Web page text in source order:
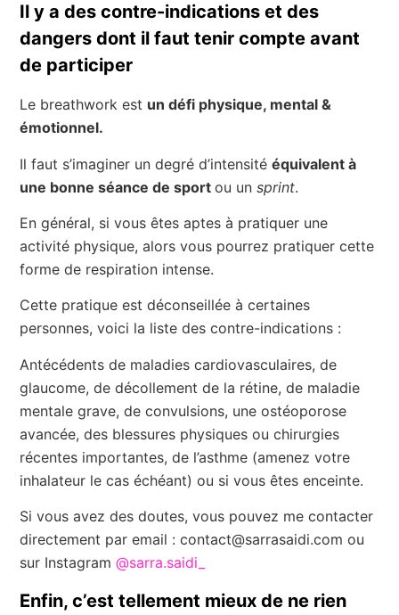
Il y a des contre-indications et des
dangers dont il faut tenir compte avant
de participer
Le breathwork est un défi physique, mental &
émotionnel.
Il faut s’imaginer un degré d’intensitééquivalent à
une bonne séance de sportou unsprint.
En général, si vous êtes aptes à pratiquer une
activité physique, alors vous pourrez pratiquer cette
forme de respiration intense.
Cette pratique est déconseillée à certaines
personnes, voici la liste des contre-indications :
Antécédents de maladies cardiovasculaires, de
glaucome, de décollement de la rétine, de maladie
mentale grave, de convulsions, une ostéoporose
avancée, des blessures physiques ou chirurgies
récentes importantes, de l’asthme (amenez votre
inhalateur le cas échéant) ou si vous êtes enceinte.
Si vous avez des doutes, vous pouvez me contacter
directement par email : contact@sarrasaidi.com ou
sur Instagram@sarra.saidi_
Enfin, c’est tellement mieux de ne rien